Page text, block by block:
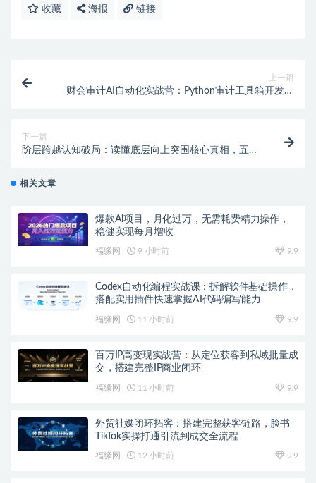
收藏 海报 链接
上一篇
财会审计AI自动化实战营：Python审计工具箱开发，
下一篇
阶层跨越认知破局：读懂底层向上突围核心真相，五大
相关文章
爆款Ai项目，月化过万，无需耗费精力操作，
稳健实现每月增收
福缘网 9 小时前 9.9
Codex自动化编程实战课：拆解软件基础操作，
搭配实用插件快速掌握AI代码编写能力
福缘网 11 小时前 9.9
百万IP高变现实战营：从定位获客到私域批量成
交，搭建完整IP商业闭环
福缘网 11 小时前 9.9
外贸社媒闭环拓客：搭建完整获客链路，脸书
TikTok实操打通引流到成交全流程
福缘网 12 小时前 9.9